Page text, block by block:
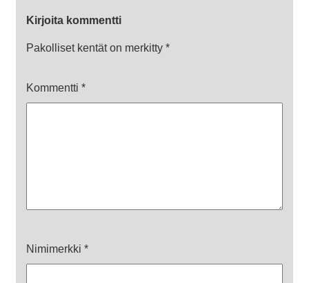
Kirjoita kommentti
Pakolliset kentät on merkitty *
Kommentti *
Nimimerkki *